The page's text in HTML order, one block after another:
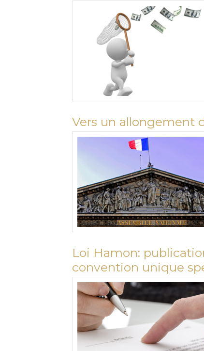
Vers un allongement
Loi Hamon:
convention unique